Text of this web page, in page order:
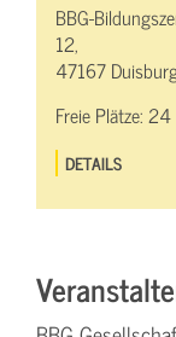
BBG-
12,
47167
Freie Plätze:24
DETAILS